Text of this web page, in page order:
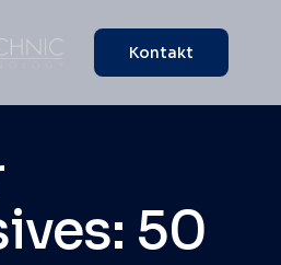
Kontakt
50